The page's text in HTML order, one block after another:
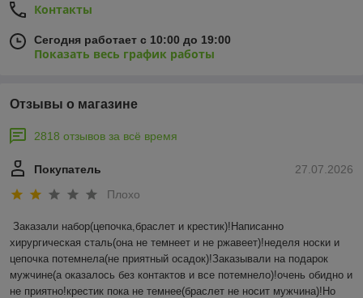
Контакты
Сегодня работает с 10:00 до 19:00
Показать весь график работы
Отзывы о магазине
2818 отзывов за всё время
27.07.2026
Покупатель
Плохо
Заказали набор(цепочка,браслет и крестик)!Написанно
хирургическая сталь(она не темнеет и не ржавеет)!неделя носки и
цепочка потемнела(не приятный осадок)!Заказывали на подарок
мужчине(а оказалось без контактов и все потемнело)!очень обидно и
не приятно!крестик пока не темнее(браслет не носит мужчина)!Но